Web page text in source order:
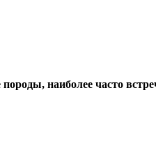
наиболее часто